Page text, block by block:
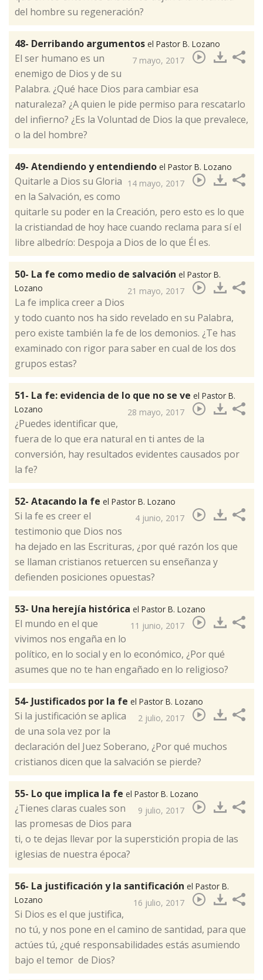
del hombre su regeneración?​
48- Derribando argumentos el Pastor B. Lozano
7 mayo, 2017
El ser humano es un
enemigo de Dios y de su
Palabra. ¿Qué hace Dios para cambiar esa
naturaleza? ¿A quien le pide permiso para rescatarlo
del infierno? ¿Es la Voluntad de Dios la que prevalece,
o la del hombre?​
49- Atendiendo y entendiendo el Pastor B. Lozano
14 mayo, 2017
Quitarle a Dios su Gloria
en la Salvación, es como
quitarle su poder en la Creación, pero esto es lo que
la cristiandad de hoy hace cuando reclama para sí el
libre albedrío: Despoja a Dios de lo que Él es.​
50- La fe como medio de salvación el Pastor B.
Lozano
21 mayo, 2017
La fe implica creer a Dios
y todo cuanto nos ha sido revelado en su Palabra,
pero existe también la fe de los demonios. ¿Te has
examinado con rigor para saber en cual de los dos
grupos estas?​
51- La fe: evidencia de lo que no se ve el Pastor B.
Lozano
28 mayo, 2017
¿Puedes identificar que,
fuera de lo que era natural en ti antes de la
conversión, hay resultados evidentes causados por
la fe?​
52- Atacando la fe el Pastor B. Lozano
4 junio, 2017
Si la fe es creer el
testimonio que Dios nos
ha dejado en las Escrituras, ¿por qué razón los que
se llaman cristianos retuercen su enseñanza y
defienden posiciones opuestas?​
53- Una herejía histórica el Pastor B. Lozano
11 junio, 2017
El mundo en el que
vivimos nos engaña en lo
político, en lo social y en lo económico, ¿Por qué
asumes que no te han engañado en lo religioso?​
54- Justificados por la fe el Pastor B. Lozano
2 julio, 2017
Si la justificación se aplica
de una sola vez por la
declaración del Juez Soberano, ¿Por qué muchos
cristianos dicen que la salvación se pierde? ​
55- Lo que implica la fe el Pastor B. Lozano
9 julio, 2017
¿Tienes claras cuales son
las promesas de Dios para
ti, o te dejas llevar por la superstición propia de las
iglesias de nuestra época?​
56- La justificación y la santificación el Pastor B.
Lozano
16 julio, 2017
Si Dios es el que justifica,
no tú, y nos pone en el camino de santidad, para que
actúes tú, ¿qué responsabilidades estás asumiendo
bajo el temor de Dios? ​